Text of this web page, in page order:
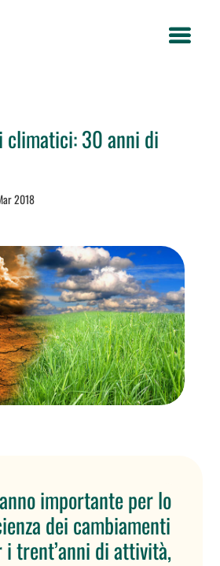
climatici: 30 anni di
2018
importante per lo
dei cambiamenti
trent’anni di attività,